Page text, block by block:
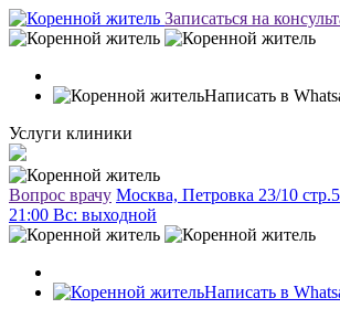
Записаться на
Написать в
Услуги клиники
Вопрос врачу Москва, Петровка 23/10 стр.5
21:00 Вc: выходной
Написать в